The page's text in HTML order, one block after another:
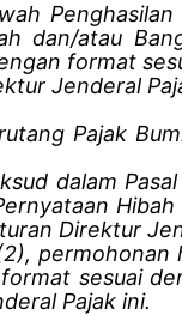
dan/atau
format
Jenderal
Pajak
dalam
Direktur
permohonan
sesuai
Pajak ini.